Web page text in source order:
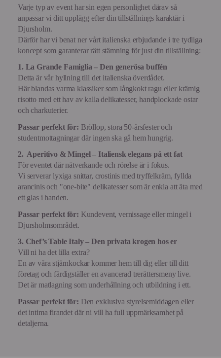
Varje typ av event har sin egen personlighet därav så
anpassar vi ditt upplägg efter din tillställnings karaktär i
Djursholm.
Därför har vi benat ner vårt italienska erbjudande i tre tydliga
koncept som garanterar rätt stämning för just din tillställning:
1. La Grande Famiglia – Den generösa buffén
Detta är vår hyllning till det italienska överdådet.
Här blandas varma klassiker som långkokt ragu eller krämig
risotto med ett hav av kalla delikatesser, handplockade ostar
och charkuterier.
Passar perfekt för: Bröllop, stora 50-årsfester och
studentmottagningar där ingen ska gå hem hungrig.
2. Aperitivo & Mingel – Italiensk elegans på ett fat
För eventet där nätverkande och rörelse är i fokus.
Vi serverar lyxiga snittar, crostinis med tryffelkräm, fyllda
arancinis och "one-bite" delikatesser som är enkla att äta med
ett glas i handen.
Passar perfekt för: Kundevent, vernissage eller mingel i
Djursholmsområdet.
3. Chef’s Table Italy – Den privata krogen hos er
Vill ni ha det lilla extra?
En av våra stjärnkockar kommer hem till dig eller till ditt
företag och färdigställer en avancerad trerättersmeny live.
Det är matlagning som underhållning och utbildning i ett.
Passar perfekt för: Den exklusiva styrelsemiddagen eller
det intima firandet där ni vill ha full uppmärksamhet på
detaljerna.